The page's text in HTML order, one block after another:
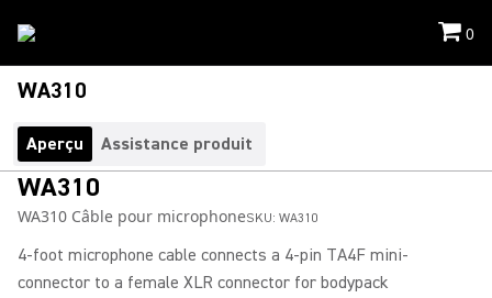
0
WA310
Aperçu Assistance produit
WA310
WA310 Câble pour microphoneSKU: WA310
4-foot microphone cable connects a 4-pin TA4F mini-
connector to a female XLR connector for bodypack